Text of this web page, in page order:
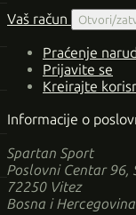
Vaš račun
Otvori/
Praćenje
Prijavite se
Kreirajte
Informacije o
Spartan Sport
Poslovni Centar 96,
72250 Vitez
Bosna i Hercegovina